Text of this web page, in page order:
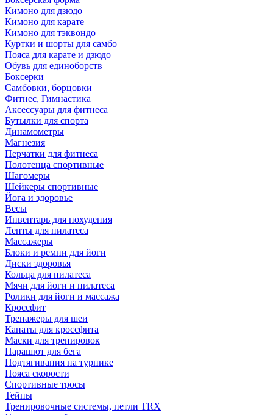
Кимоно для дзюдо
Кимоно для карате
Кимоно для тэквондо
Куртки и шорты для самбо
Пояса для карате и дзюдо
Обувь для единоборств
Боксерки
Самбовки, борцовки
Фитнес, Гимнастика
Аксессуары для фитнеса
Бутылки для спорта
Динамометры
Магнезия
Перчатки для фитнеса
Полотенца спортивные
Шагомеры
Шейкеры спортивные
Йога и здоровье
Весы
Инвентарь для похудения
Ленты для пилатеса
Массажеры
Блоки и ремни для йоги
Диски здоровья
Кольца для пилатеса
Мячи для йоги и пилатеса
Ролики для йоги и массажа
Кроссфит
Тренажеры для шеи
Канаты для кроссфита
Маски для тренировок
Парашют для бега
Подтягивания на турнике
Пояса скорости
Спортивные тросы
Тейпы
Тренировочные системы, петли TRX